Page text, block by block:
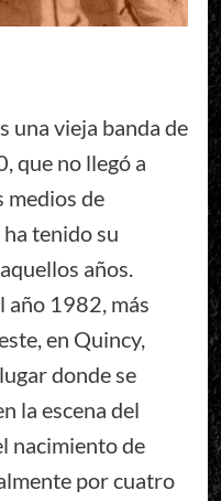
una vieja banda de
que no llegó a
medios de
tenido su
años.
año 1982, más
en Quincy,
donde se
la escena del
nacimiento de
por cuatro